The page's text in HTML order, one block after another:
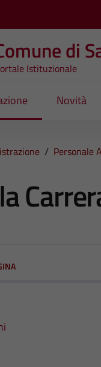
di
Istituzionale
Novità
/ Personale